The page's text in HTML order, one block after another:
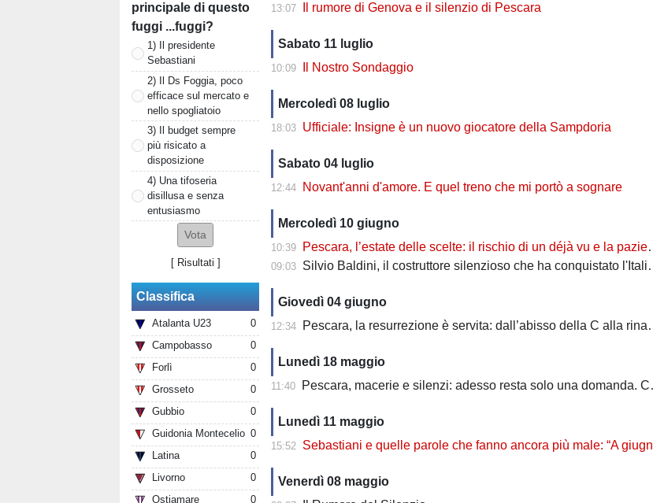
principale di questo
fuggi ...fuggi?
1) Il presidente
Sebastiani
2) Il Ds Foggia, poco
efficace sul mercato e
nello spogliatoio
3) Il budget sempre
più risicato a
disposizione
4) Una tifoseria
disillusa e senza
entusiasmo
[ Risultati ]
Classifica
Atalanta U23
0
Campobasso
0
Forlì
0
Grosseto
0
Gubbio
0
Guidonia Montecelio 0
Latina
0
Livorno
0
Ostiamare
0
13:07 Il rumore di Genova e il silenzio di Pescara
Sabato 11 luglio
10:09 Il Nostro Sondaggio
Mercoledì 08 luglio
18:03 Ufficiale: Insigne è un nuovo giocatore della Sampdoria
Sabato 04 luglio
12:44 Novant'anni d'amore. E quel treno che mi portò a sognare
Mercoledì 10 giugno
10:39 Pescara, l’estate delle scelte: il rischio di un déjà vu e la pazienza che nessuno vuole più avere
09:03 Silvio Baldini, il costruttore silenzioso che ha conquistato l'Italia: dall'impresa di Pescara alla panchina della Nazionale
Giovedì 04 giugno
12:34 Pescara, la resurrezione è servita: dall’abisso della C alla rinascita targata Sebastiani (Forse...)
Lunedì 18 maggio
11:40 Pescara, macerie e silenzi: adesso resta solo una domanda. Come si riparte?
Lunedì 11 maggio
15:52 Sebastiani e quelle parole che fanno ancora più male: “A giugno parte la bancarella”
Venerdì 08 maggio